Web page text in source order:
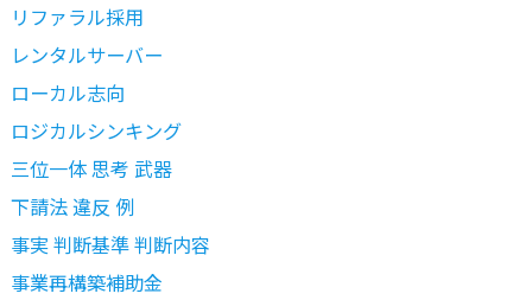
リファラル採用
レンタルサーバー
ローカル志向
ロジカルシンキング
三位一体 思考 武器
下請法 違反 例
事実 判断基準 判断内容
事業再構築補助金